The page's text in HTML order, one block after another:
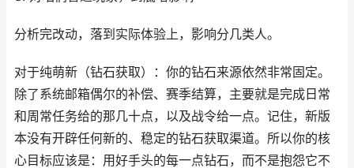
分析完改动，落到实际体验上，影响分几类人。
对于纯萌新（钻石获取）：你的钻石来源依然非常固定。
除了系统邮箱偶尔的补偿、赛季结算，主要就是完成日常
和周常任务给的那几十点，以及战令给一点。记住，新版
本没有开辟任何新的、稳定的钻石获取渠道。所以你的核
心目标应该是：用好手头的每一点钻石，而不是抱怨它不